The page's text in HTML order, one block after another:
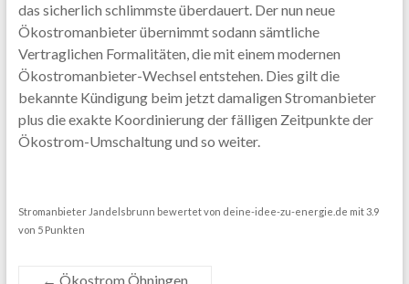
das sicherlich schlimmste überdauert. Der nun neue
Ökostromanbieter übernimmt sodann sämtliche
Vertraglichen Formalitäten, die mit einem modernen
Ökostromanbieter-Wechsel entstehen. Dies gilt die
bekannte Kündigung beim jetzt damaligen Stromanbieter
plus die exakte Koordinierung der fälligen Zeitpunkte der
Ökostrom-Umschaltung und so weiter.
Stromanbieter Jandelsbrunn bewertet von deine-idee-zu-energie.de mit3.9
von 5 Punkten
← Ökostrom Öhningen